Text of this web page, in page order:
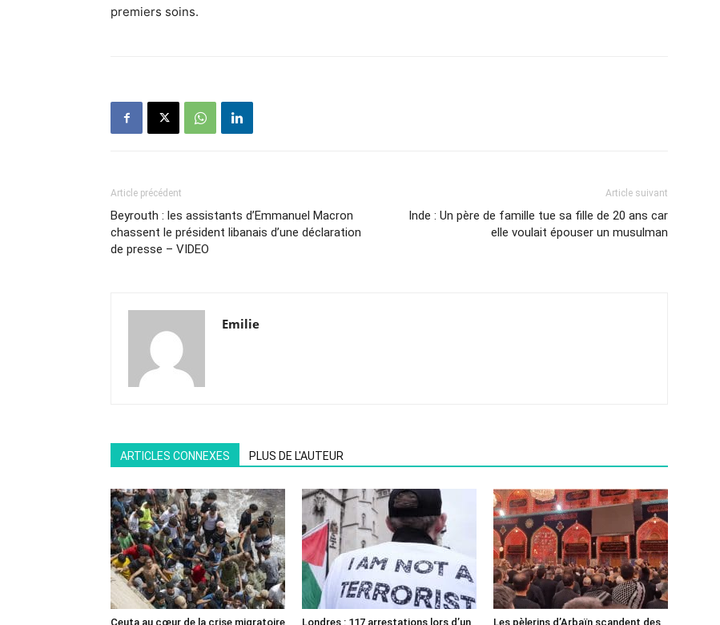
premiers soins.
Article précédent
Beyrouth : les assistants d’Emmanuel Macron
chassent le président libanais d’une déclaration
de presse – VIDEO
Article suivant
Inde : Un père de famille tue sa fille de 20 ans car
elle voulait épouser un musulman
Emilie
ARTICLES CONNEXES PLUS DE L'AUTEUR
Ceuta au cœur de la crise migratoire Londres : 117 arrestations lors d’un Les pèlerins d’Arbaïn scandent des